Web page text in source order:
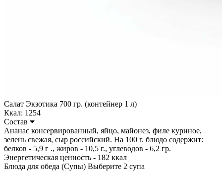
Салат Экзотика 700 гр. (контейнер 1 л)
Ккал: 1254
Состав
Ананас консервированный, яйцо, майонез, филе куриное,
зелень свежая, сыр российский. На 100 г. блюдо содержит:
белков - 5,9 г ., жиров - 10,5 г., углеводов - 6,2 гр.
Энергетическая ценность - 182 ккал
Блюда для обеда (Супы) Выберите 2 супа